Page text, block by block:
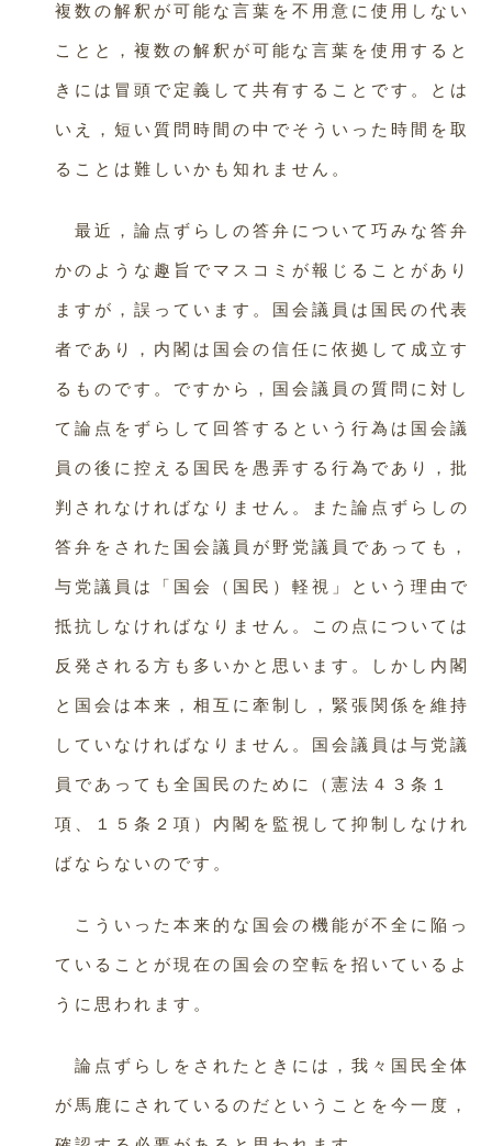
複数の解釈が可能な言葉を不用意に使用しない
ことと，複数の解釈が可能な言葉を使用すると
きには冒頭で定義して共有することです。とは
いえ，短い質問時間の中でそういった時間を取
ることは難しいかも知れません。
最近，論点ずらしの答弁について巧みな答弁
かのような趣旨でマスコミが報じることがあり
ますが，誤っています。国会議員は国民の代表
者であり，内閣は国会の信任に依拠して成立す
るものです。ですから，国会議員の質問に対し
て論点をずらして回答するという行為は国会議
員の後に控える国民を愚弄する行為であり，批
判されなければなりません。また論点ずらしの
答弁をされた国会議員が野党議員であっても，
与党議員は「国会（国民）軽視」という理由で
抵抗しなければなりません。この点については
反発される方も多いかと思います。しかし内閣
と国会は本来，相互に牽制し，緊張関係を維持
していなければなりません。国会議員は与党議
員であっても全国民のために（憲法４３条１
項、１５条２項）内閣を監視して抑制しなけれ
ばならないのです。
こういった本来的な国会の機能が不全に陥っ
ていることが現在の国会の空転を招いているよ
うに思われます。
論点ずらしをされたときには，我々国民全体
が馬鹿にされているのだということを今一度，